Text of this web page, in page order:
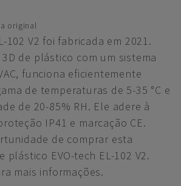
original
102 V2 foi fabricada em 2021.
de plástico com um sistema
funciona eficientemente
de temperaturas de 5-35 °C e
de 20-85% RH. Ele adere à
IP41 e marcação CE.
de comprar esta
plástico EVO-tech EL-102 V2.
mais informações.